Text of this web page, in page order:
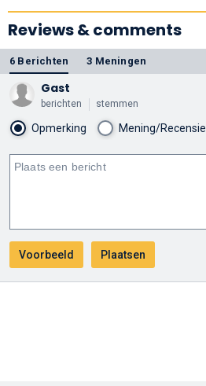
Reviews & comments
6 Berichten 3 Meningen
Gast
berichten stemmen
Opmerking Mening/Recensie